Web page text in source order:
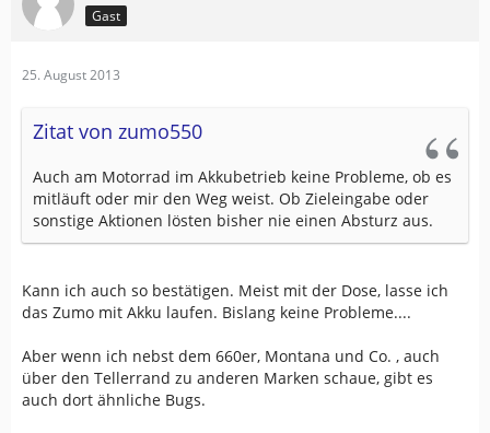
Gast
25. August 2013
Zitat von zumo550
Auch am Motorrad im Akkubetrieb keine Probleme, ob es
mitläuft oder mir den Weg weist. Ob Zieleingabe oder
sonstige Aktionen lösten bisher nie einen Absturz aus.
Kann ich auch so bestätigen. Meist mit der Dose, lasse ich
das Zumo mit Akku laufen. Bislang keine Probleme....
Aber wenn ich nebst dem 660er, Montana und Co. , auch
über den Tellerrand zu anderen Marken schaue, gibt es
auch dort ähnliche Bugs.